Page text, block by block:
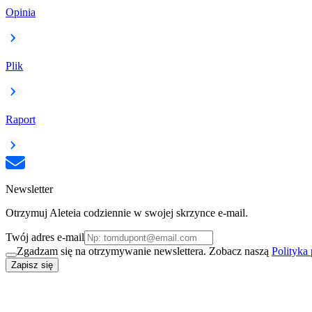
Opinia
Plik
Raport
Newsletter
Otrzymuj Aleteia codziennie w swojej skrzynce e-mail.
Twój adres e-mail
Zgadzam się na otrzymywanie newslettera. Zobacz naszą Polityka
Zapisz się